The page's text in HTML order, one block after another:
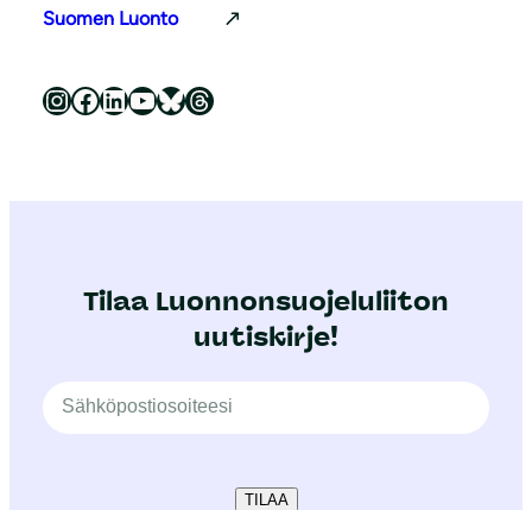
Suomen Luonto
Luonnonsuojeluliitto Instagramissa Luonnonsuojeluliitto Facebookissa Luonnonsuojeluliitto LinkedInissä Luonnonsuojeluliiton YouTube-kanava Luonnonsuojeluliitto Blueskyssa Luonnonsuojeluliitto Threadsissa
Tilaa Luonnonsuojeluliiton
uutiskirje!
TILAA